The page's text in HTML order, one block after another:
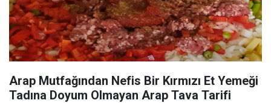
Arap Mutfağından Nefis Bir Kırmızı Et Yemeği
Tadına Doyum Olmayan Arap Tava Tarifi